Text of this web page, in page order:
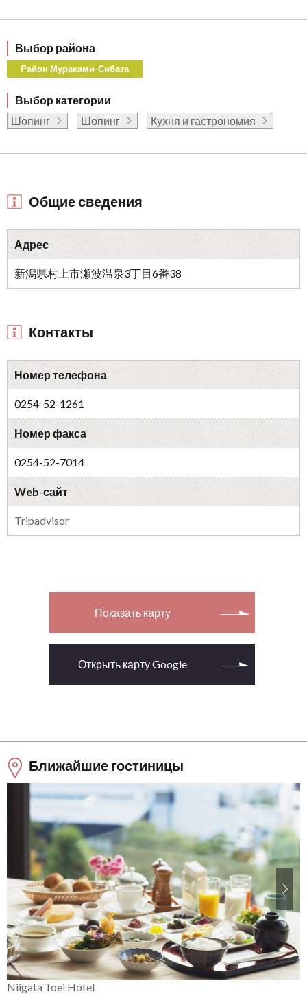
Выбор района
Район Мураками-Сибата
Выбор категории
Шопинг
Шопинг Кухня и гастрономия
Общие сведения
Адрес
新潟県村上市瀬波温泉3丁目6番38
Контакты
Номер телефона
0254-52-1261
Номер факса
0254-52-7014
Web-сайт
Tripadvisor
Показать карту
Открыть карту Google
Ближайшие гостиницы
Niigata Toei Hotel